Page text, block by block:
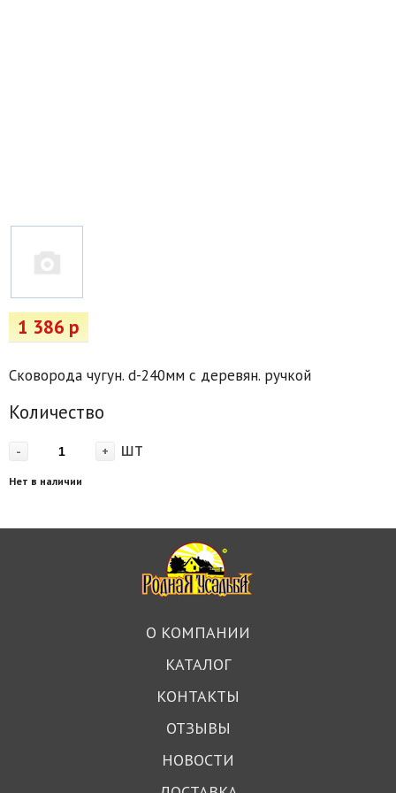
1 386 р
Сковорода чугун. d-240мм с деревян. ручкой
Количество
- + шт
Нет в наличии
О КОМПАНИИ
КАТАЛОГ
КОНТАКТЫ
ОТЗЫВЫ
НОВОСТИ